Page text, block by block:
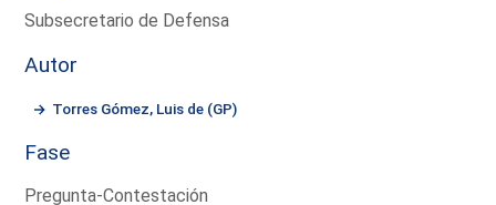
Subsecretario de Defensa
Autor
Torres Gómez, Luis de (GP)
Fase
Pregunta-Contestación